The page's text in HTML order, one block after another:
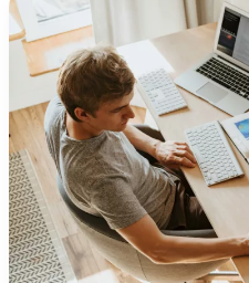
hiérarchiques,
traçabilité,
relances
comment
numérique
met
les
salariés
sous